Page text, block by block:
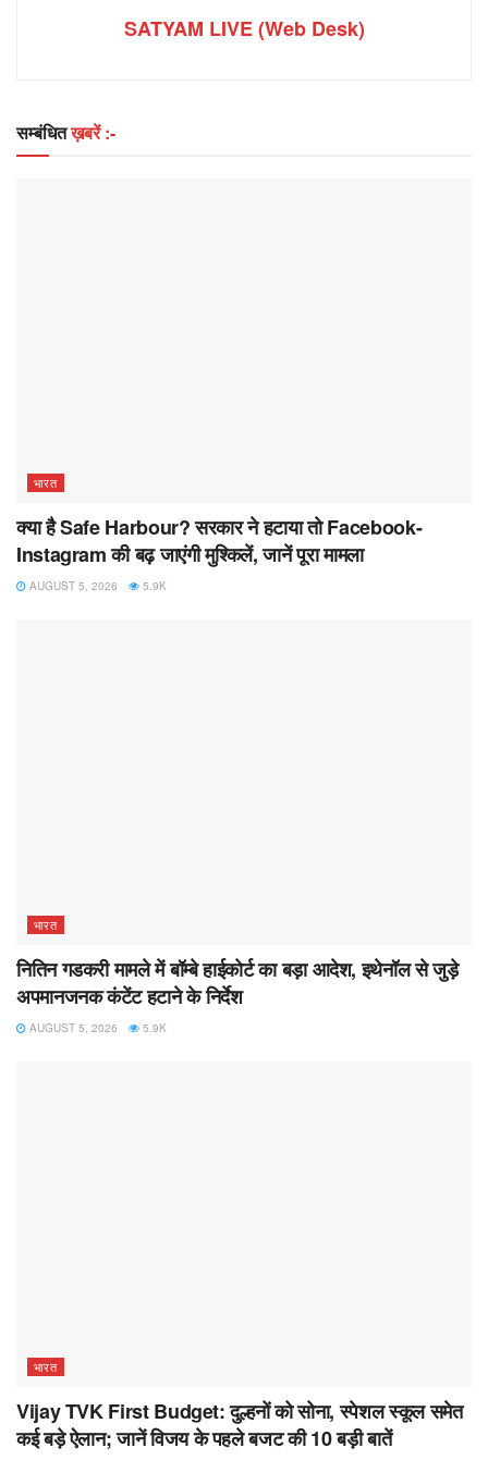
SATYAM LIVE (Web Desk)
सम्बंधितख़बरें :-
भारत
क्या है Safe Harbour? सरकार ने हटाया तो Facebook-
Instagram की बढ़ जाएंगी मुश्किलें, जानें पूरा मामला
AUGUST 5, 2026 5.9K
भारत
नितिन गडकरी मामले में बॉम्बे हाईकोर्ट का बड़ा आदेश, इथेनॉल से जुड़े
अपमानजनक कंटेंट हटाने के निर्देश
AUGUST 5, 2026 5.9K
भारत
Vijay TVK First Budget: दुल्हनों को सोना, स्पेशल स्कूल समेत
कई बड़े ऐलान; जानें विजय के पहले बजट की 10 बड़ी बातें